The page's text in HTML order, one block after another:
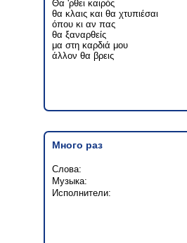
Θα 'ρθει καιρός
θα κλαις και θα χτυπιέσαι
όπου κι αν πας
θα ξαναρθείς
μα στη καρδιά μου
άλλον θα βρεις
Много раз
Слова:
Музыка:
Исполнители: